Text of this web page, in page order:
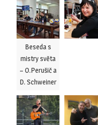
Beseda s
mistry světa
– O.Perušič a
D. Schweiner